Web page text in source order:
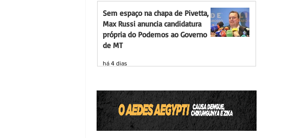
Sem espaço na chapa de Pivetta,
Max Russi anuncia candidatura
própria do Podemos ao Governo
de MT
há 4 dias